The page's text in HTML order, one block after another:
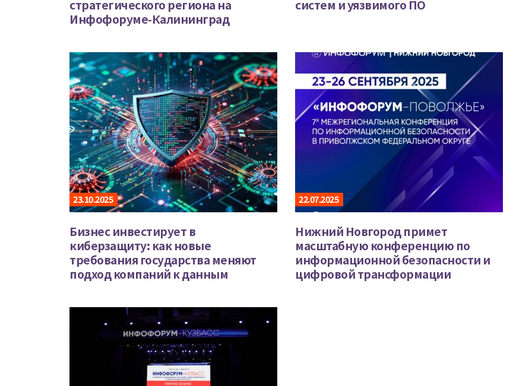
стратегического региона на
Инфофоруме-Калининград
систем и уязвимого ПО
23.10.2025
Бизнес инвестирует в
киберзащиту: как новые
требования государства меняют
подход компаний к данным
22.07.2025
Нижний Новгород примет
масштабную конференцию по
информационной безопасности и
цифровой трансформации